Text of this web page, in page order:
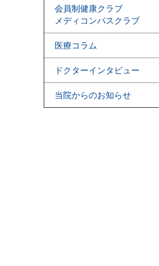
会員制健康クラブ
メディコンパスクラブ
医療コラム
ドクターインタビュー
当院からのお知らせ